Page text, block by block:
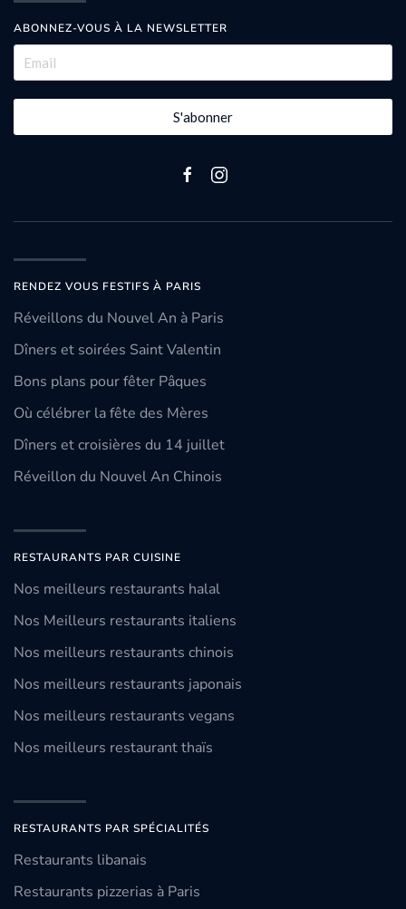
ABONNEZ-VOUS À LA NEWSLETTER
S'abonner
RENDEZ VOUS FESTIFS À PARIS
Réveillons du Nouvel An à Paris
Dîners et soirées Saint Valentin
Bons plans pour fêter Pâques
Où célébrer la fête des Mères
Dîners et croisières du 14 juillet
Réveillon du Nouvel An Chinois
RESTAURANTS PAR CUISINE
Nos meilleurs restaurants halal
Nos Meilleurs restaurants italiens
Nos meilleurs restaurants chinois
Nos meilleurs restaurants japonais
Nos meilleurs restaurants vegans
Nos meilleurs restaurant thaïs
RESTAURANTS PAR SPÉCIALITÉS
Restaurants libanais
Restaurants pizzerias à Paris